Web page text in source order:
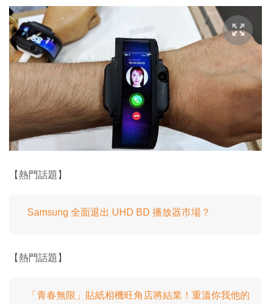
【熱門話題】
Samsung 全面退出 UHD BD 播放器市場？
【熱門話題】
「青春無限」貼紙相機旺角店將結業！重溫你我他的